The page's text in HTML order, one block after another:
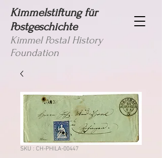
Kimmelstiftung für
Postgeschichte
Kimmel Postal History
Foundation
SKU : CH-PHILA-00447